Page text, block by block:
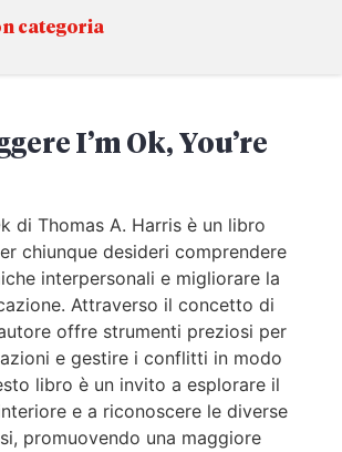
categoria
I’m Ok, You’re
di Thomas A. Harris è un libro
chiunque desideri comprendere
interpersonali e migliorare la
Attraverso il concetto di
offre strumenti preziosi per
e gestire i conflitti in modo
libro è un invito a esplorare il
e a riconoscere le diverse
promuovendo una maggiore